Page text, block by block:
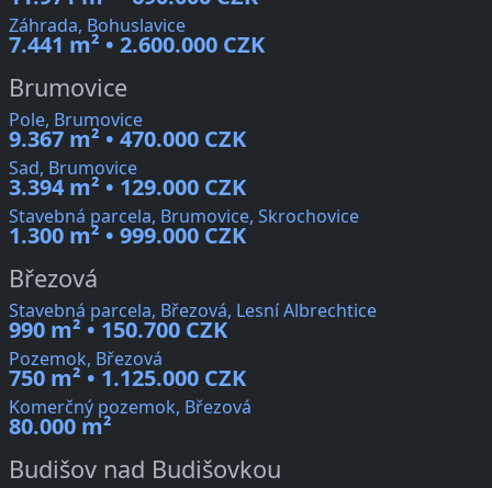
Záhrada, Bohuslavice
7.441 m² • 2.600.000 CZK
Brumovice
Pole, Brumovice
9.367 m² • 470.000 CZK
Sad, Brumovice
3.394 m² • 129.000 CZK
Stavebná parcela, Brumovice, Skrochovice
1.300 m² • 999.000 CZK
Březová
Stavebná parcela, Březová, Lesní Albrechtice
990 m² • 150.700 CZK
Pozemok, Březová
750 m² • 1.125.000 CZK
Komerčný pozemok, Březová
80.000 m²
Budišov nad Budišovkou